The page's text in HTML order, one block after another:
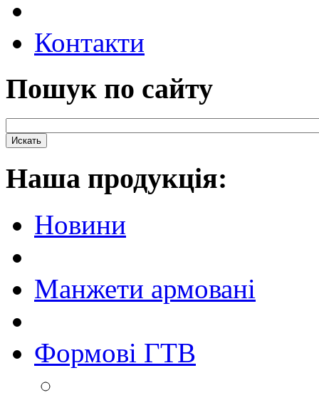
Контакти
Пошук по сайту
Наша продукцiя:
Новини
Манжети армовані
Формові ГТВ